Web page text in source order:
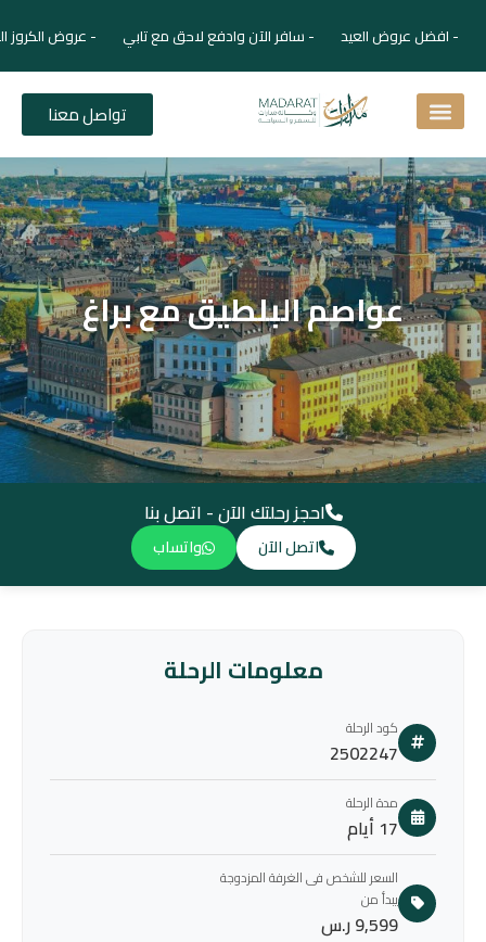
- افضل عروض العيد - سافر الآن وادفع لاحق مع تابي - عروض الكروز
تواصل معنا
عواصم البلطيق مع براغ
احجز رحلتك الآن - اتصل بنا
اتصل الآن واتساب
معلومات الرحلة
كود الرحلة
2502247
مدة الرحلة
17 أيام
السعر للشخص فى الغرفة المزدوجة
يبدأ من
9,599 ر.س